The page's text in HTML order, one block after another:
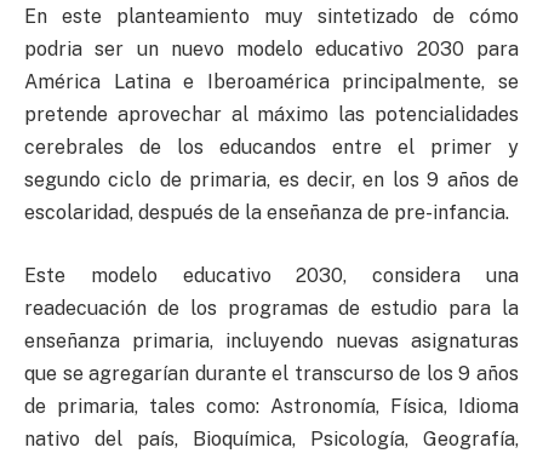
En este planteamiento muy sintetizado de cómo
podria ser un nuevo modelo educativo 2030 para
América Latina e Iberoamérica principalmente, se
pretende aprovechar al máximo las potencialidades
cerebrales de los educandos entre el primer y
segundo ciclo de primaria, es decir, en los 9 años de
escolaridad, después de la enseñanza de pre-infancia.
Este modelo educativo 2030, considera una
readecuación de los programas de estudio para la
enseñanza primaria, incluyendo nuevas asignaturas
que se agregarían durante el transcurso de los 9 años
de primaria, tales como: Astronomía, Física, Idioma
nativo del país, Bioquímica, Psicología, Geografía,